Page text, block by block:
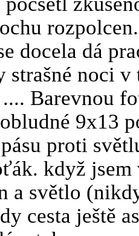
docela dá
strašné noci
Barevnou
9x13
proti
když
a světlo
cesta ještě